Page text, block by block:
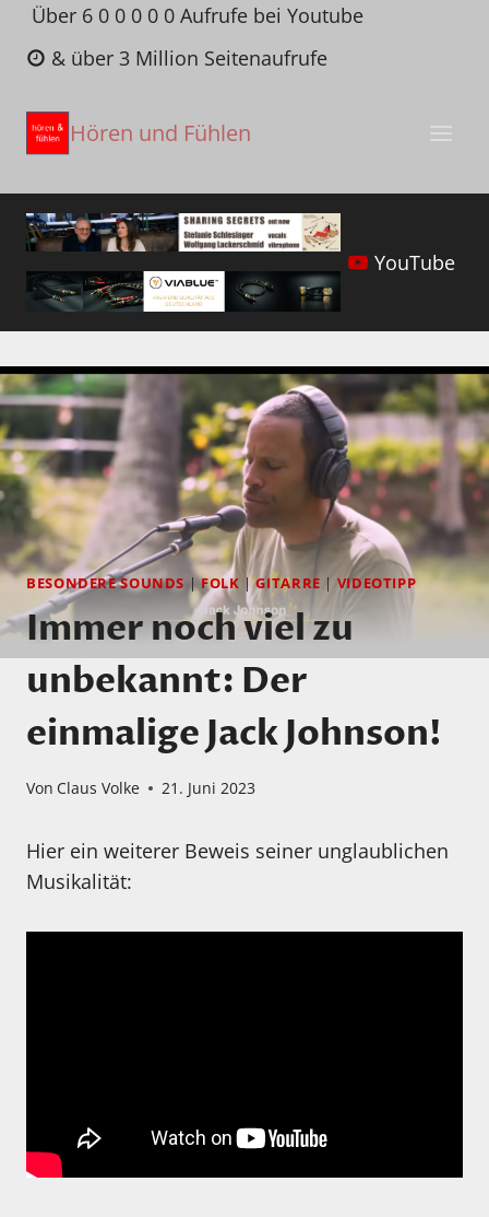
Zum
Inhalt
springen
Über 6 0 0 0 0 0 Aufrufe bei Youtube
& über 3 Million Seitenaufrufe
Hören und Fühlen
YouTube
BESONDERE SOUNDS |FOLK |GITARRE | VIDEOTIPP
Immer noch viel zu
unbekannt: Der
einmalige Jack Johnson!
Von Claus Volke 21. Juni 2023
Hier ein weiterer Beweis seiner unglaublichen
Musikalität: